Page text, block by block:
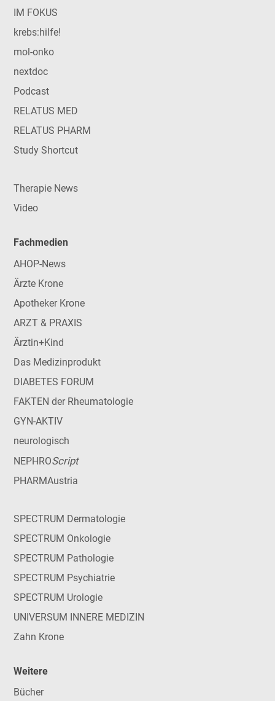
IM FOKUS
krebs:hilfe!
mol-onko
nextdoc
Podcast
RELATUS MED
RELATUS PHARM
Study Shortcut
Therapie News
Video
Fachmedien
AHOP-News
Ärzte Krone
Apotheker Krone
ARZT & PRAXIS
Ärztin+Kind
Das Medizinprodukt
DIABETES FORUM
FAKTEN der Rheumatologie
GYN-AKTIV
neurologisch
NEPHROScript
PHARMAustria
SPECTRUM Dermatologie
SPECTRUM Onkologie
SPECTRUM Pathologie
SPECTRUM Psychiatrie
SPECTRUM Urologie
UNIVERSUM INNERE MEDIZIN
Zahn Krone
Weitere
Bücher